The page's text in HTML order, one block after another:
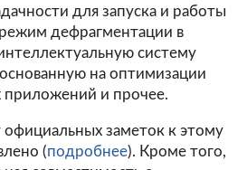
для запуска и работы
дефрагментации в
систему
на оптимизации
приложений и прочее.
заметок к этому
(подробнее). Кроме того,